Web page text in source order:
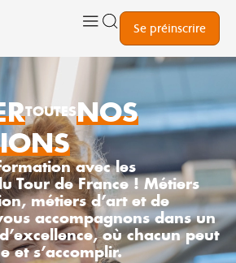
Se préinscrire
TOUTESNOS
avec les
Tour de France ! Métiers
métiers d’art et de
accompagnons dans un
où chacun peut
et s’accomplir.